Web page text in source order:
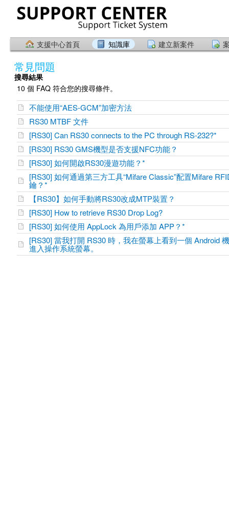
支援中心首頁 知識庫 建立新案件
常見問題
搜尋結果
10 個 FAQ 符合您的搜尋條件。
不能使用“AES-GCM”加密方法
RS30 MTBF 文件
[RS30] Can RS30 connects to the PC through RS-232?*
[RS30] RS30 GMS機型是否支援NFC功能？
[RS30] 如何開啟RS30漫遊功能？*
[RS30] 如何通過第三方工具“Mifare Classic”配置Mifare
鑰？*
【RS30】如何手動將RS30改成MTP裝置？
[RS30] How to retrieve RS30 Drop Log?
[RS30] 如何使用 AppLock 為用戶添加 APP？*
[RS30] 當我打開 RS30 時，我在螢幕上看到一個 Android
進入操作系統螢幕。